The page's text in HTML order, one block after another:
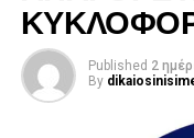
Published 2
By